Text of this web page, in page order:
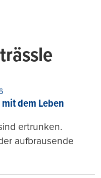
dem Leben
ertrunken.
aufbrausende